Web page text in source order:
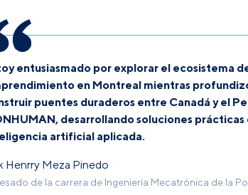
entusiasmado por explorar el ecosistema
en Montreal mientras
puentes duraderos entre Canadá y el
desarrollando soluciones
artificial aplicada.
Henrry Meza Pinedo
de la carrera de Ingeniería Mecatrónica de la